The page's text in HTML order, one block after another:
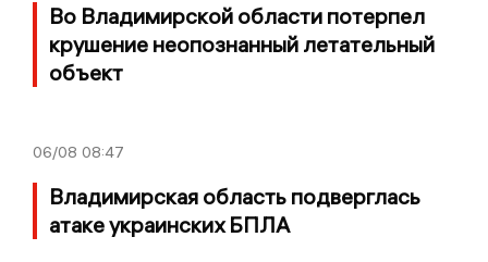
Во Владимирской области потерпел
крушение неопознанный летательный
объект
06/08 08:47
Владимирская область подверглась
атаке украинских БПЛА